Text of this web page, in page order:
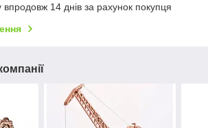
14 днів за рахунок покупця